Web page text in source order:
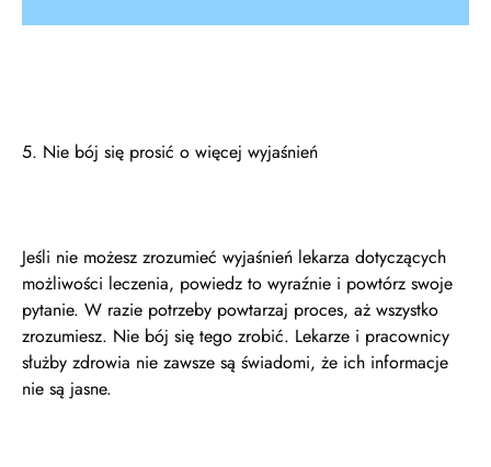
5. Nie bój się prosić o więcej wyjaśnień
Jeśli nie możesz zrozumieć wyjaśnień lekarza dotyczących
możliwości leczenia, powiedz to wyraźnie i powtórz swoje
pytanie. W razie potrzeby powtarzaj proces, aż wszystko
zrozumiesz. Nie bój się tego zrobić. Lekarze i pracownicy
służby zdrowia nie zawsze są świadomi, że ich informacje
nie są jasne.